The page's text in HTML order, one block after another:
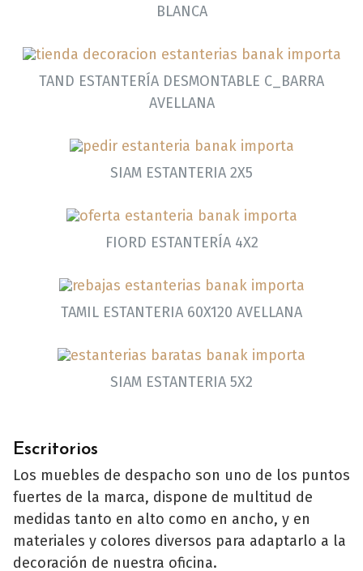
BLANCA
TAND ESTANTERÍA DESMONTABLE C_BARRA
AVELLANA
SIAM ESTANTERIA 2X5
FIORD ESTANTERÍA 4X2
TAMIL ESTANTERIA 60X120 AVELLANA
SIAM ESTANTERIA 5X2
Escritorios
Los muebles de despacho son uno de los puntos
fuertes de la marca, dispone de multitud de
medidas tanto en alto como en ancho, y en
materiales y colores diversos para adaptarlo a la
decoración de nuestra oficina.